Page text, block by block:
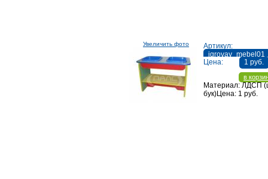
Увеличить фото
Артикул:
igrovay_mebel01
Цена:
1 руб.
в
Материал: ЛДСП
бук)Цена: 1 руб.